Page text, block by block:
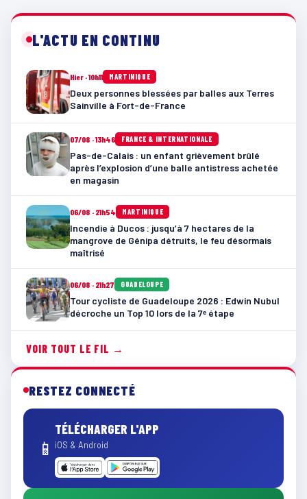
L'ACTU EN CONTINU
Hier · 10h11 MARTINIQUE
Deux personnes blessées par balles aux Terres
Sainville à Fort-de-France
07/08 · 13h46 FRANCE & INTERNATIONALE
Pas-de-Calais : un enfant grièvement brûlé
après l’explosion d’une balle antistress achetée
en magasin
06/08 · 21h54 MARTINIQUE
Incendie à Ducos : jusqu’à 7 hectares de la
mangrove de Génipa détruits, le feu désormais
maîtrisé
06/08 · 21h27 GUADELOUPE
Tour cycliste de Guadeloupe 2026 : Edwin Nubul
décroche un Top 10 lors de la 7ᵉ étape
VOIR TOUT LE FIL →
RESTEZ CONNECTÉ
📱
TÉLÉCHARGER L'APP
iOS & Android